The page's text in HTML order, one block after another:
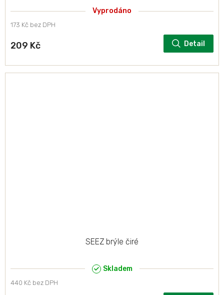
Vyprodáno
173 Kč bez DPH
209 Kč Detail
SEEZ brýle čiré
Skladem
440 Kč bez DPH